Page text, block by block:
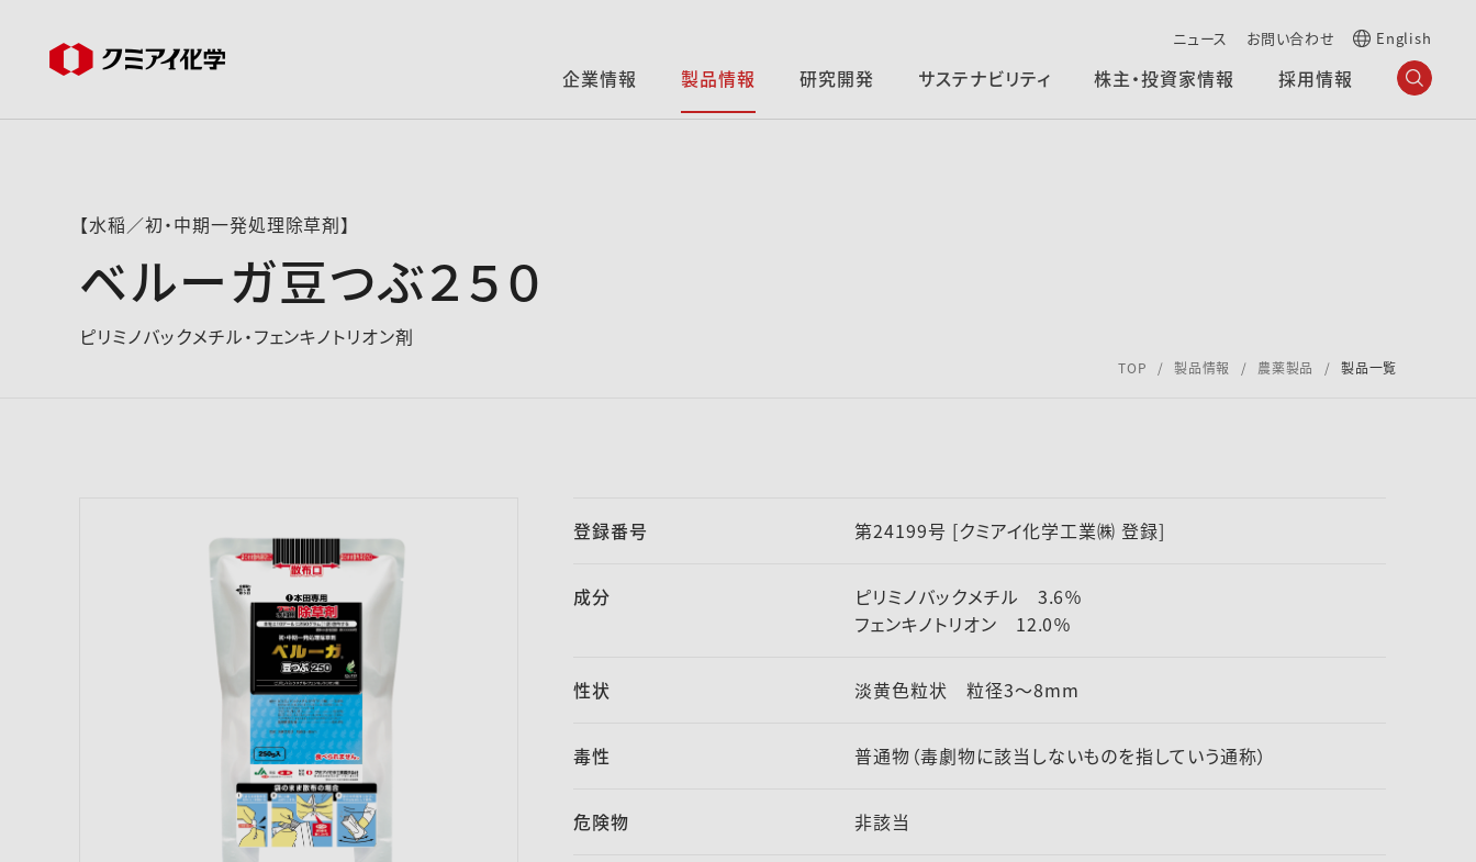
ニュース お問い合わせ English
企業情報 製品情報 研究開発 サステナビリティ 株主・投資家情報 採用情報
【水稲／初・中期一発処理除草剤】
ベルーガ豆つぶ２５０
ピリミノバックメチル・フェンキノトリオン剤
TOP 製品情報 農薬製品 製品一覧
登録番号 第24199号 [クミアイ化学工業㈱ 登録]
成分
ピリミノバックメチル 3.6％
フェンキノトリオン 12.0％
性状 淡黄色粒状 粒径3～8mm
毒性 普通物（毒劇物に該当しないものを指していう通称）
危険物 非該当